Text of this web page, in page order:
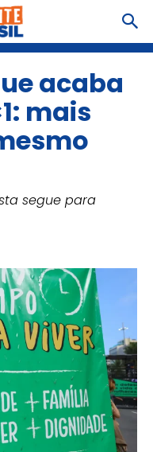
acaba
mais
segue para